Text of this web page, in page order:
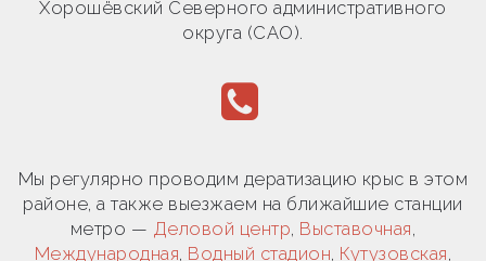
Хорошёвский Северного административного
округа (САО).
Мы регулярно проводим дератизацию крыс в этом
районе, а также выезжаем на ближайшие станции
метро — Деловой центр, Выставочная,
Международная, Водный стадион, Кутузовская,